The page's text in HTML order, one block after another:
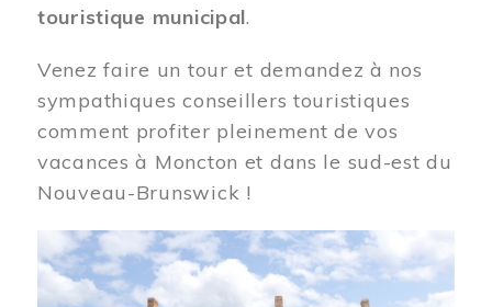
touristique municipal.
Venez faire un tour et demandez à nos
sympathiques conseillers touristiques
comment profiter pleinement de vos
vacances à Moncton et dans le sud-est du
Nouveau-Brunswick !
Image